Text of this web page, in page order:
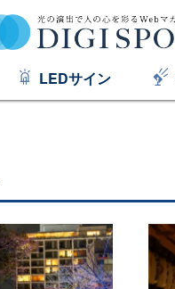
LEDサイン